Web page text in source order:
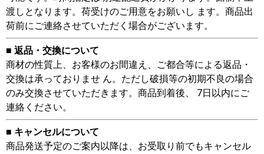
渡しとなります。荷受けのご用意をお願いし ます。商品出
荷前にご連絡させていただく場合がございます。
■ 返品・交換について
商材の性質上、お客様のお間違え、ご都合等による返品・
交換は承っておりませ ん。ただし破損等の初期不良の場合
のみ交換させていただきます。商品到着後、 7日以内にご
連絡ください。
■ キャンセルについて
商品発送予定のご案内以降は、お受取り前でもキャンセル